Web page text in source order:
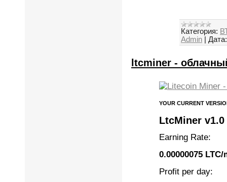
Категория:
Admin | Дата:
ltcminer -
YOUR CURRENT
LtcMiner v1.0
Earning Rate:
0.00000075 LTC/
Profit per day: